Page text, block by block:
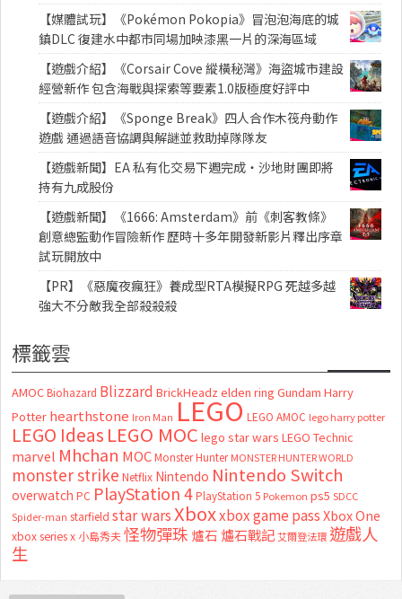
【媒體試玩】《Pokémon Pokopia》冒泡泡海底的城
鎮DLC 復建水中都市同場加映漆黑一片的深海區域
【遊戲介紹】《Corsair Cove 縱橫秘灣》海盜城市建設
經營新作 包含海戰與探索等要素1.0版極度好評中
【遊戲介紹】《Sponge Break》四人合作木筏舟動作
遊戲 通過語音協調與解謎並救助掉隊隊友
【遊戲新聞】EA 私有化交易下週完成・沙地財團即將
持有九成股份
【遊戲新聞】《1666: Amsterdam》前《刺客教條》
創意總監動作冒險新作 歷時十多年開發新影片釋出序章
試玩開放中
【PR】《惡魔夜瘋狂》養成型RTA模擬RPG 死越多越
強大不分敵我全部殺殺殺
標籤雲
AMOC Biohazard Blizzard BrickHeadz elden ring Gundam Harry
Potter hearthstone Iron Man LEGO LEGO AMOC lego harry potter
LEGO Ideas LEGO MOC lego star wars LEGO Technic
marvel Mhchan MOC Monster Hunter MONSTER HUNTER WORLD
monster strike Netflix Nintendo Nintendo Switch
overwatch PC PlayStation 4 PlayStation 5 Pokemon ps5 SDCC
Spider-man starfield star warsXboxxbox game passXbox One
xbox series x 小島秀夫怪物彈珠 爐石 爐石戰記艾爾登法環 遊戲人
生